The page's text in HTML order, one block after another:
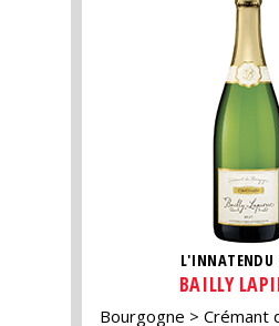
L'INNATENDU
BAILLY
Bourgogne
Crémant